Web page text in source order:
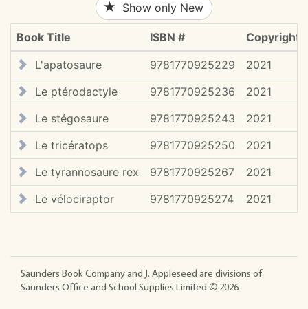
Show only New
Book Title ISBN #
Copyright
L'apatosaure
9781770925229
2021
Le ptérodactyle
9781770925236
2021
Le stégosaure
9781770925243
2021
Le tricératops
9781770925250
2021
Le tyrannosaure rex
9781770925267
2021
Le vélociraptor
9781770925274 2021
Saunders Book Company and J. Appleseed are divisions of
Saunders Office and School Supplies Limited © 2026